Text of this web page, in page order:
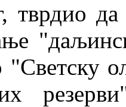
тврдио
"да
"Светску